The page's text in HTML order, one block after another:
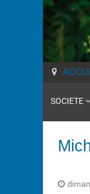
SOCIETE